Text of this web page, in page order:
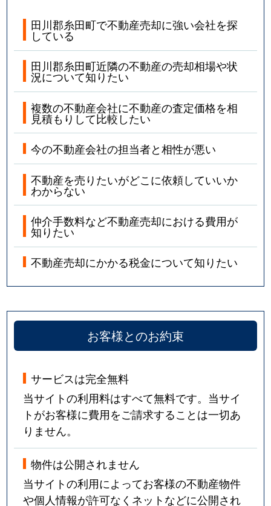
田川郡糸田町で不動産売却に強い会社を探
している
田川郡糸田町近隣の不動産の売却相場や状
況について知りたい
複数の不動産会社に不動産の査定価格を相
見積もりして比較したい
今の不動産会社の担当者と相性が悪い
不動産を売りたいがどこに依頼していいか
わからない
仲介手数料など不動産売却における費用が
知りたい
不動産売却にかかる税金について知りたい
お客様とのお約束
サービスは完全無料
当サイトの利用料はすべて無料です。当サイ
トがお客様に費用をご請求することは一切あ
りません。
物件は公開されません
当サイトの利用によってお客様の不動産物件
や個人情報が許可なくネットなどに公開され